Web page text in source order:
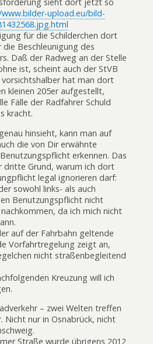
upload.eu/bild-
für die Schilderchen dort
die Beschleunigung des
Daß der Radweg an der Stelle
ist, scheint auch der StVB
vorsichtshalber hat man dort
kleinen 205er aufgestellt,
Fälle der Radfahrer Schuld
kracht.
hinsieht, kann man auf
die von Dir erwähnte
erkennen. Das
dritte Grund, warum ich dort
legal ignorieren darf:
sowohl links- als auch
Benutzungspflicht nicht
da ich mich nicht
auf der Fahrbahn geltende
Vorfahrtregelung zeigt an,
nicht straßenbegleitend
Kreuzung will ich
– zwei Welten treffen
Nicht nur in Osnabrück, nicht
Straße wurde übrigens 2012